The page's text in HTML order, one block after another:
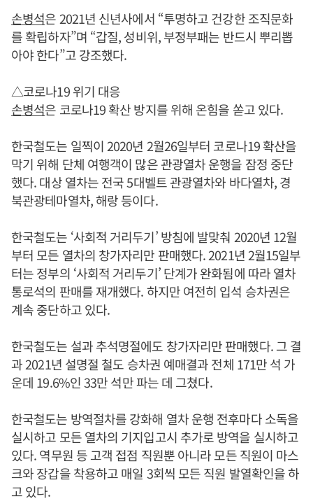
손병석은 2021년 신년사에서 “투명하고 건강한 조직문화
를 확립하자”며 “갑질, 성비위, 부정부패는 반드시 뿌리뽑
아야 한다”고 강조했다.
△코로나19 위기 대응
손병석은 코로나19 확산 방지를 위해 온힘을 쏟고 있다.
한국철도는 일찍이 2020년 2월26일부터 코로나19 확산을
막기 위해 단체 여행객이 많은 관광열차 운행을 잠정 중단
했다. 대상 열차는 전국 5대벨트 관광열차와 바다열차, 경
북관광테마열차, 해랑 등이다.
한국철도는 ‘사회적 거리두기’ 방침에 발맞춰 2020년 12월
부터 모든 열차의 창가자리만 판매했다. 2021년 2월15일부
터는 정부의 ‘사회적 거리두기’ 단계가 완화됨에 따라 열차
통로석의 판매를 재개했다. 하지만 여전히 입석 승차권은
계속 중단하고 있다.
한국철도는 설과 추석명절에도 창가자리만 판매했다. 그 결
과 2021년 설명절 철도 승차권 예매결과 전체 171만 석 가
운데 19.6%인 33만 석만 파는 데 그쳤다.
한국철도는 방역절차를 강화해 열차 운행 전후마다 소독을
실시하고 모든 열차의 기지입고시 추가로 방역을 실시하고
있다. 역무원 등 고객 접점 직원뿐 아니라 모든 직원이 마스
크와 장갑을 착용하고 매일 3회씩 모든 직원 발열확인을 하
고 있다.